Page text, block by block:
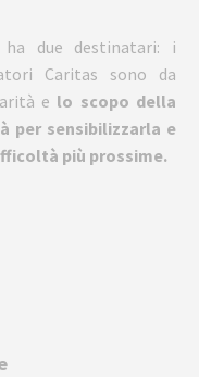
due destinatari: i
Caritas sono da
e lo scopo della
per sensibilizzarla e
più prossime.